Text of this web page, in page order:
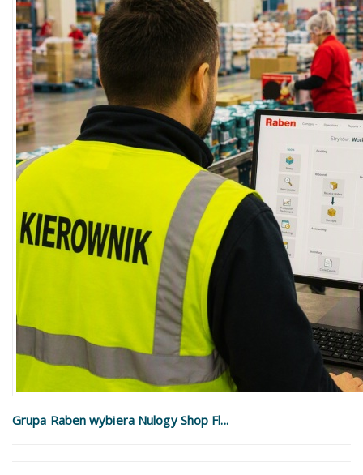
Grupa Raben wybiera Nulogy Shop Fl...